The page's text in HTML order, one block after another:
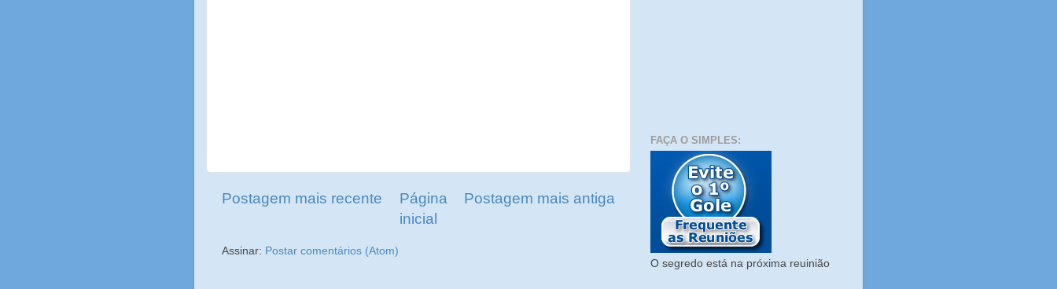
Postagem mais recente Postagem mais antiga
Página
inicial
Assinar: Postar comentários (Atom)
FAÇA O SIMPLES:
O segredo está na próxima reuinião